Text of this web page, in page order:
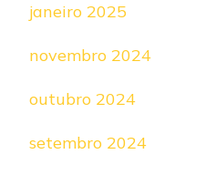
janeiro 2025
novembro 2024
outubro 2024
setembro 2024